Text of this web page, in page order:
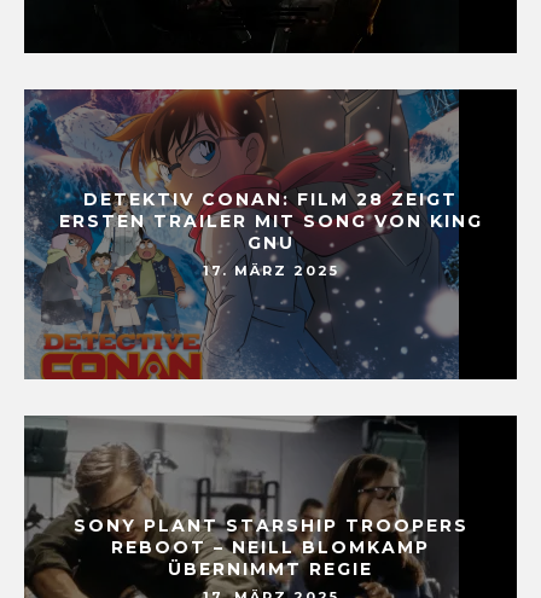
DETEKTIV CONAN: FILM 28 ZEIGT
ERSTEN TRAILER MIT SONG VON KING
GNU
17. MÄRZ 2025
SONY PLANT STARSHIP TROOPERS
REBOOT – NEILL BLOMKAMP
ÜBERNIMMT REGIE